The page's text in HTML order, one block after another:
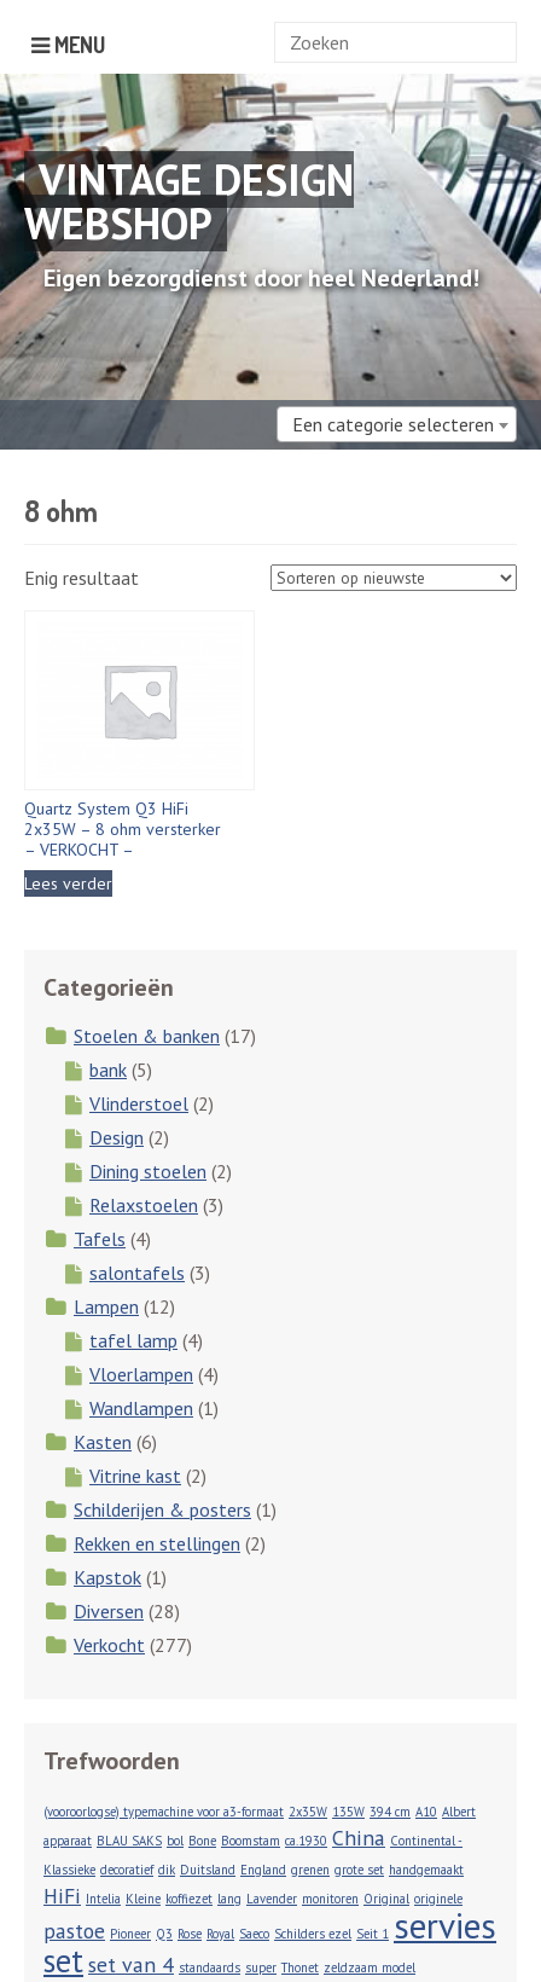
MENU
Zoek
VINTAGE DESIGN
WEBSHOP
Eigen bezorgdienst door heel Nederland!
Een categorie selecteren
8 ohm
Enig resultaat
Quartz System Q3 HiFi
2x35W – 8 ohm versterker
– VERKOCHT –
Lees verder
Categorieën
Stoelen & banken (17)
bank (5)
Vlinderstoel (2)
Design (2)
Dining stoelen (2)
Relaxstoelen (3)
Tafels (4)
salontafels (3)
Lampen (12)
tafel lamp (4)
Vloerlampen (4)
Wandlampen (1)
Kasten (6)
Vitrine kast (2)
Schilderijen & posters (1)
Rekken en stellingen (2)
Kapstok (1)
Diversen (28)
Verkocht (277)
Trefwoorden
(vooroorlogse) typemachine voor a3-formaat 2x35W 135W 394 cm A10 Albert
apparaat BLAU SAKS bol Bone Boomstam ca.1930 China Continental -
Klassieke decoratief dik Duitsland England grenen grote set handgemaakt
HiFi Intelia Kleine koffiezet lang Lavender monitoren Original originele
pastoe Pioneer Q3 Rose Royal Saeco Schilders ezel Seit 1 servies
setset van 4 standaards super Thonet zeldzaam model